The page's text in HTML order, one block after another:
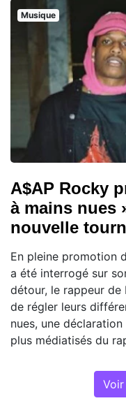
Musique
A$AP Rocky
à mains nues
nouvelle
En pleine promotion
a été interrogé sur
détour, le rappeur de
de régler leurs
nues, une
plus médiatisés du